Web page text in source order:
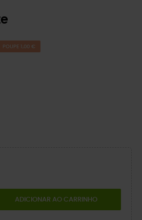
POUPE 1,00 €
ADICIONAR AO CARRINHO